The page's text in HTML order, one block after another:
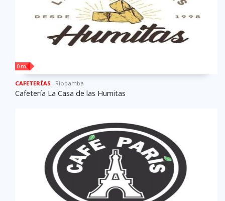
0 m
CAFETERÍAS Riobamba
Cafetería La Casa de las Humitas